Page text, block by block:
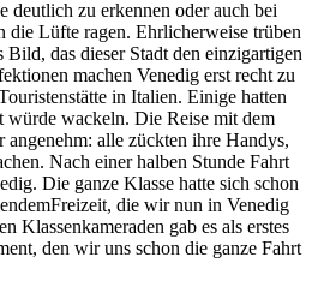
deutlich zu erkennen oder auch bei
die Lüfte ragen. Ehrlicherweise trüben
Bild, das dieser Stadt den einzigartigen
machen Venedig erst recht zu
in Italien. Einige hatten
würde wackeln. Die Reise mit dem
alle zückten ihre Handys,
Nach einer halben Stunde Fahrt
Die ganze Klasse hatte sich schon
die wir nun in Venedig
Klassenkameraden gab es als erstes
den wir uns schon die ganze Fahrt